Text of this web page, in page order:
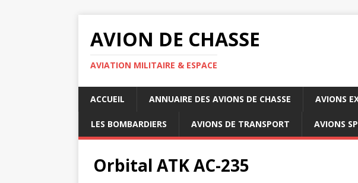
AVION DE CHASSE
AVIATION MILITAIRE & ESPACE
ACCUEIL ANNUAIRE DES AVIONS DE CHASSE AVIONS
LES BOMBARDIERS AVIONS DE TRANSPORT AVIONS
Orbital ATK AC-235